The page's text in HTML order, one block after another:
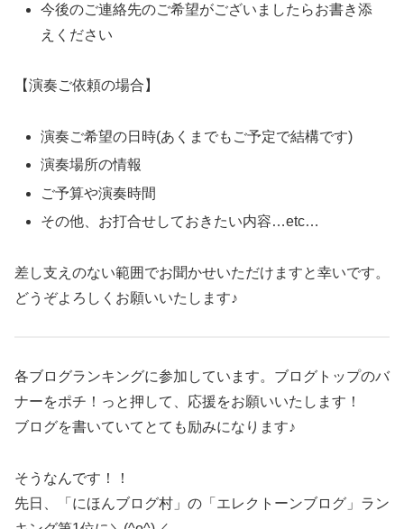
今後のご連絡先のご希望がございましたらお書き添
えください
【演奏ご依頼の場合】
演奏ご希望の日時(あくまでもご予定で結構です)
演奏場所の情報
ご予算や演奏時間
その他、お打合せしておきたい内容…etc…
差し支えのない範囲でお聞かせいただけますと幸いです。
どうぞよろしくお願いいたします♪
各ブログランキングに参加しています。ブログトップのバ
ナーをポチ！っと押して、応援をお願いいたします！
ブログを書いていてとても励みになります♪
そうなんです！！
先日、「にほんブログ村」の「エレクトーンブログ」ラン